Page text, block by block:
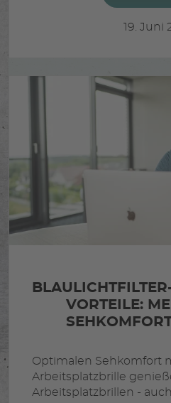
19. Juni
VORTEILE:
Optimalen Sehkomfort
Arbeitsplatzbrille
Arbeitsplatzbrillen -